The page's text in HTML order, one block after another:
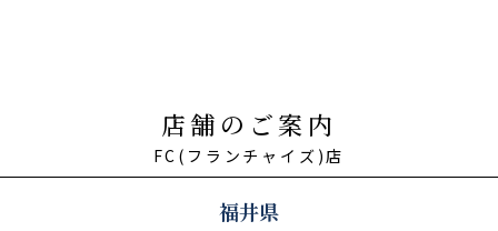
店舗のご案内
福井県